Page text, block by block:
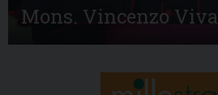
Mons. Vincenzo Viva